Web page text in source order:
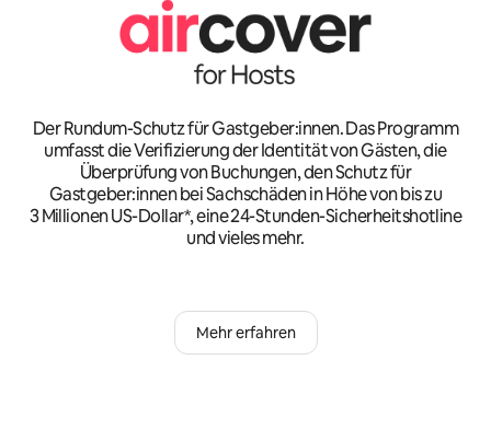
Der Rundum-Schutz für Gastgeber:innen. Das Programm
umfasst die Verifizierung der Identität von Gästen, die
Überprüfung von Buchungen, den Schutz für
Gastgeber:innen bei Sachschäden in Höhe von bis zu
3 Millionen US-Dollar*, eine 24-Stunden-Sicherheitshotline
und vieles mehr.
Mehr erfahren